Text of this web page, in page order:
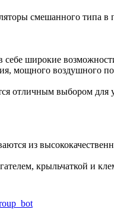
смешанного типа
широкие
мощного воздушного
отличным выбором
из
крыльчаткой и